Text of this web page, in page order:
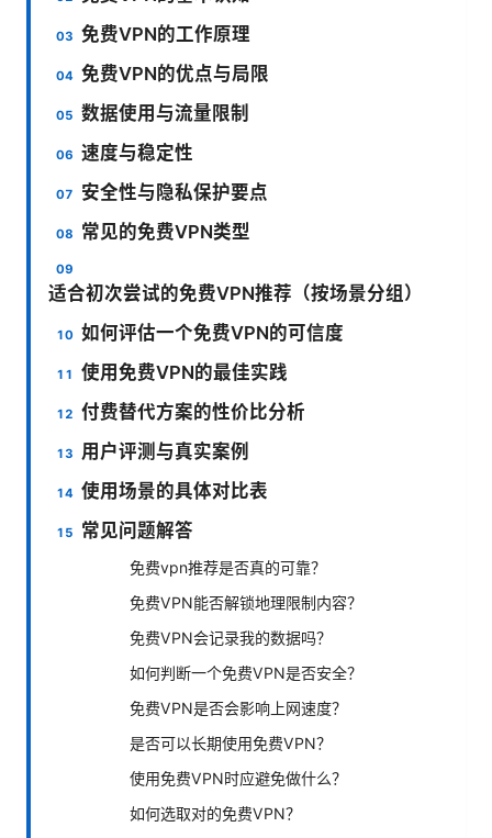
免费VPN的工作原理
免费VPN的优点与局限
数据使用与流量限制
速度与稳定性
安全性与隐私保护要点
常见的免费VPN类型
适合初次尝试的免费VPN推荐（按场景分组）
如何评估一个免费VPN的可信度
使用免费VPN的最佳实践
付费替代方案的性价比分析
用户评测与真实案例
使用场景的具体对比表
常见问题解答
免费vpn推荐是否真的可靠？
免费VPN能否解锁地理限制内容？
免费VPN会记录我的数据吗？
如何判断一个免费VPN是否安全？
免费VPN是否会影响上网速度？
是否可以长期使用免费VPN？
使用免费VPN时应避免做什么？
如何选取对的免费VPN？